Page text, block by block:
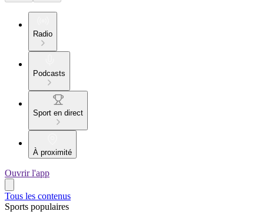
Radio
Podcasts
Sport en direct
À proximité
Ouvrir l'app
Tous les contenus
Sports populaires